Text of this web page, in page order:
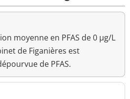
moyenne en PFAS de 0 µg/L
de Figanières est
de PFAS.